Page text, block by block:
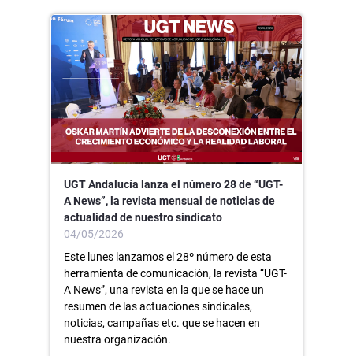
UGT Andalucía lanza el número 28 de “UGT-
A News”, la revista mensual de noticias de
actualidad de nuestro sindicato
04/05/2026
Este lunes lanzamos el 28º número de esta
herramienta de comunicación, la revista “UGT-
A News”, una revista en la que se hace un
resumen de las actuaciones sindicales,
noticias, campañas etc. que se hacen en
nuestra organización.